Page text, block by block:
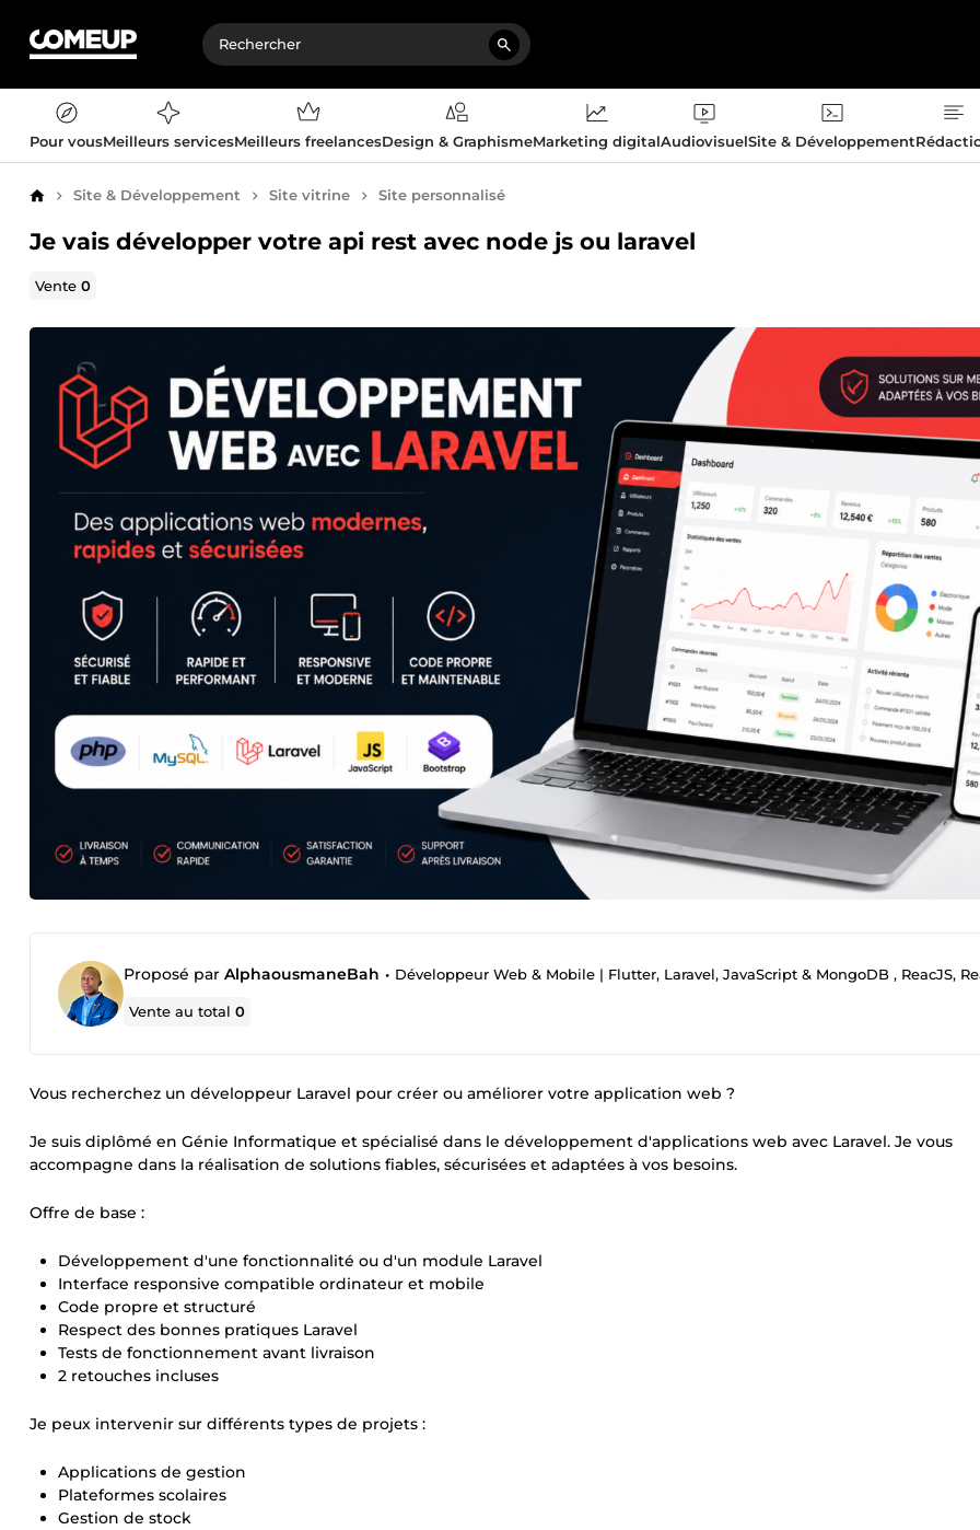
Pour vousMeilleurs servicesMeilleurs freelancesDesign & GraphismeMarketing digitalAudiovisuelSite & Développement
AccueilSite & Développement Site vitrine Site personnalisé
Je vais développer votre api rest avec node js ou laravel
Vente0
Proposé par AlphaousmaneBah • Développeur Web & Mobile | Flutter, Laravel, JavaScript & MongoDB , ReacJS, React
Vente au total0
Vous recherchez un développeur Laravel pour créer ou améliorer votre application web ?
Je suis diplômé en Génie Informatique et spécialisé dans le développement d'applications web avec Laravel. Je vous
accompagne dans la réalisation de solutions fiables, sécurisées et adaptées à vos besoins.
Offre de base :
Développement d'une fonctionnalité ou d'un module Laravel
Interface responsive compatible ordinateur et mobile
Code propre et structuré
Respect des bonnes pratiques Laravel
Tests de fonctionnement avant livraison
2 retouches incluses
Je peux intervenir sur différents types de projets :
Applications de gestion
Plateformes scolaires
Gestion de stock